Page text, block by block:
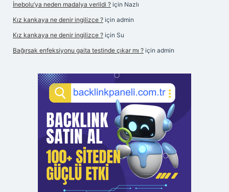
İnebolu’ya neden madalya verildi ? için Nazlı
Kız kankaya ne denir ingilizce ? için admin
Kız kankaya ne denir ingilizce ? için Su
Bağırsak enfeksiyonu gaita testinde çıkar mı ? için admin